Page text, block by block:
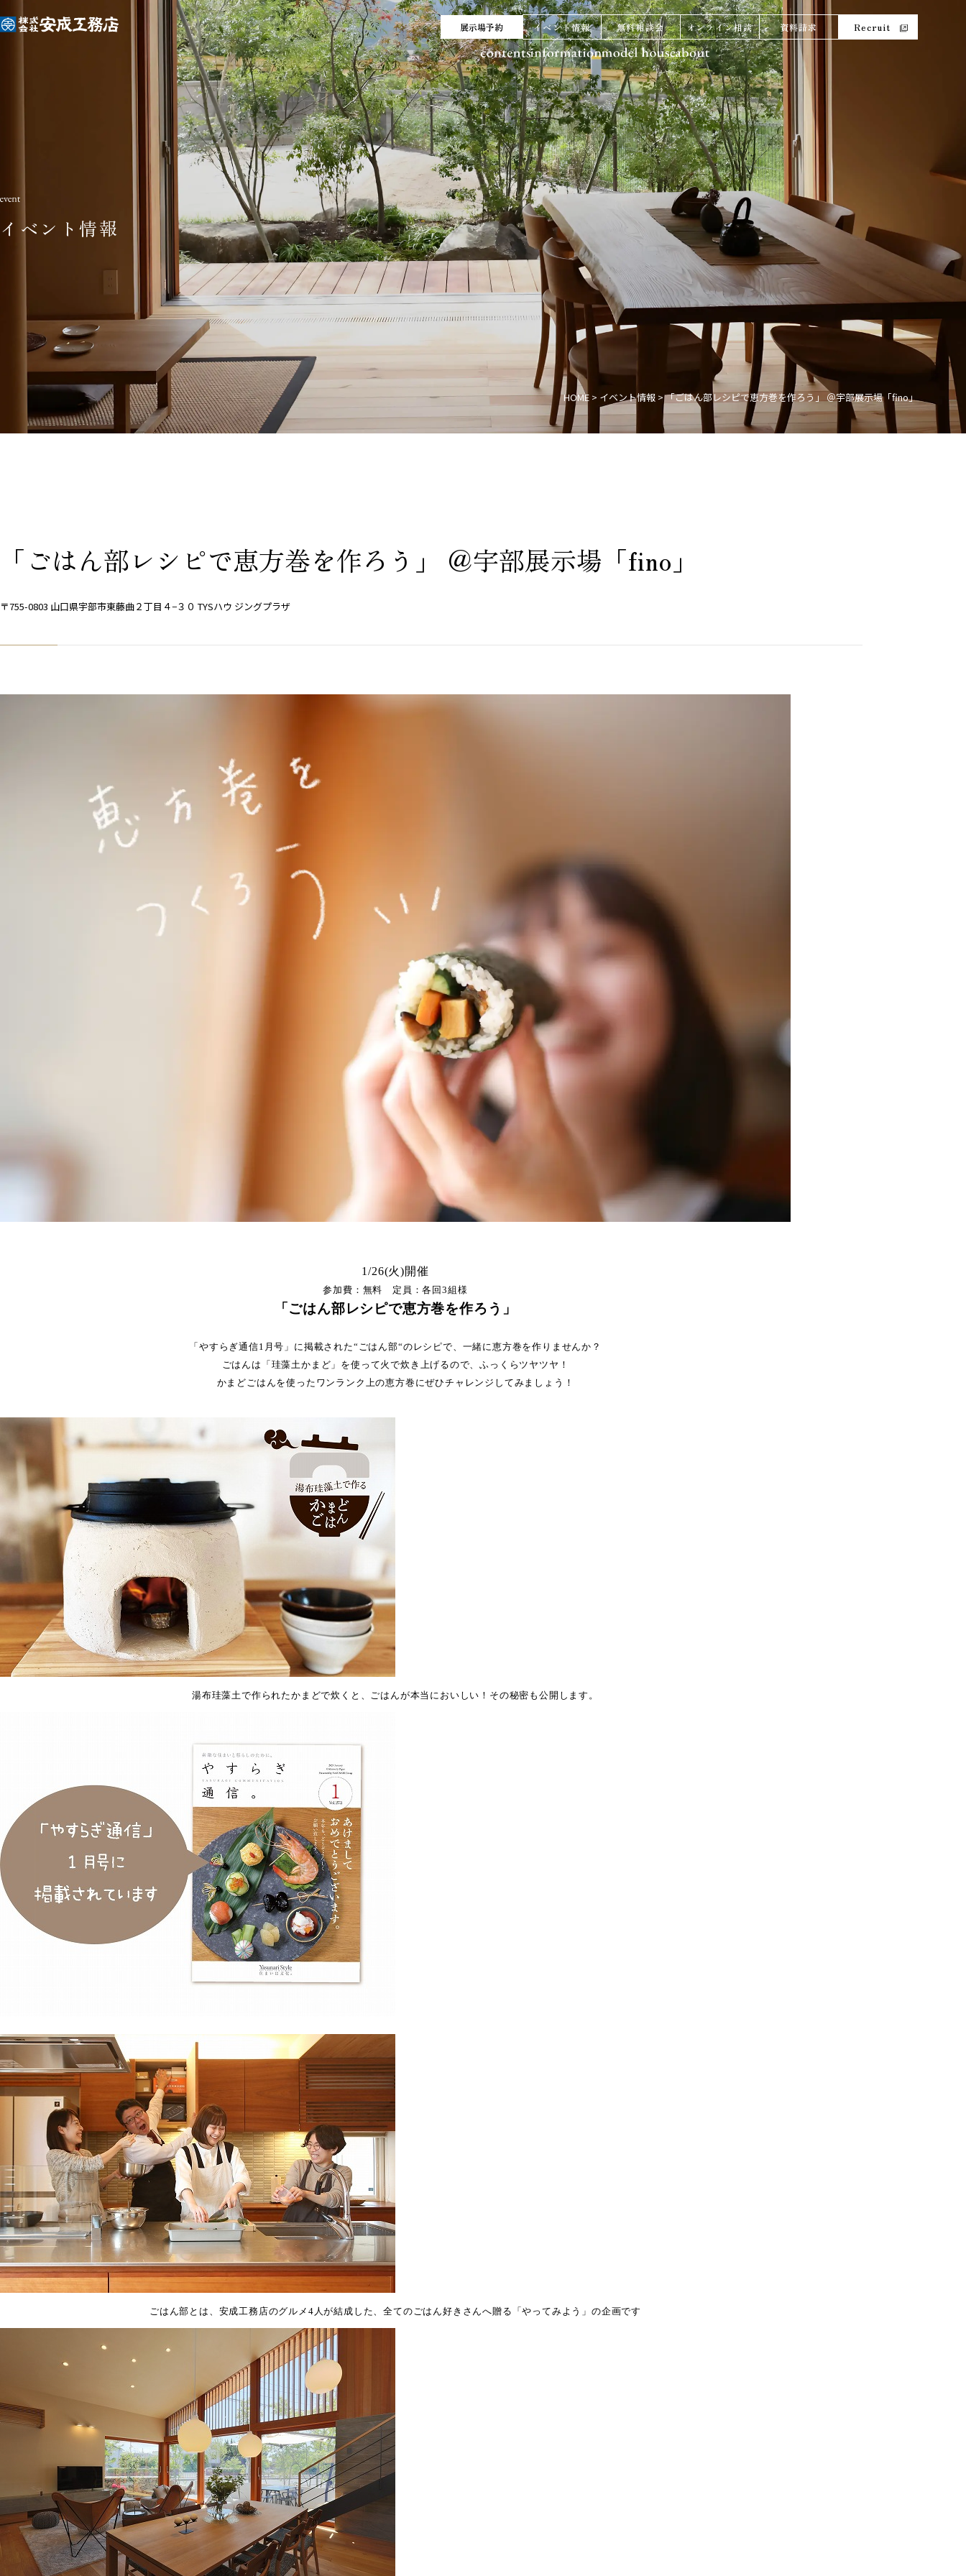
展示場予約 イベント情報 無料相談会 オンライン相談 資料請求 Recruit
イベント情報
HOME> イベント情報>「ごはん部レシピで恵方巻を作ろう」 ＠宇部展示場「fino」
「ごはん部レシピで恵方巻を作ろう」 ＠宇部展示場「fino」
〒755-0803 山口県宇部市東藤曲２丁目４−３０ TYSハウ ジングプラザ
1/26(火)開催
参加費：無料 定員：各回3組様
「ごはん部レシピで恵方巻を作ろう 」
「やすらぎ通信1月号」に掲載された“ごはん部“のレシピで、一緒に恵方巻を作りませんか？
ごはんは「珪藻土かまど」を使って火で炊き上げるので、ふっくらツヤツヤ！
かまどごはんを使ったワンランク上の恵方巻にぜひチャレンジしてみましょう！
湯布珪藻土で作られたかまどで炊くと、ごはんが本当においしい！その秘密も公開します。
ごはん部とは、安成工務店のグルメ4人が結成した、全てのごはん好きさんへ贈る「やってみよう」の企画です